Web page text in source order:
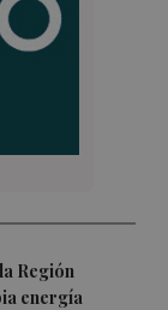
Región
energía